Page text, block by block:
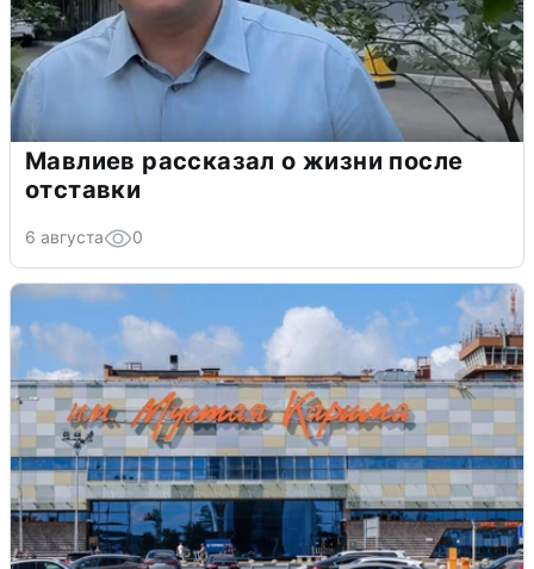
Мавлиев рассказал о жизни после
отставки
6 августа 0